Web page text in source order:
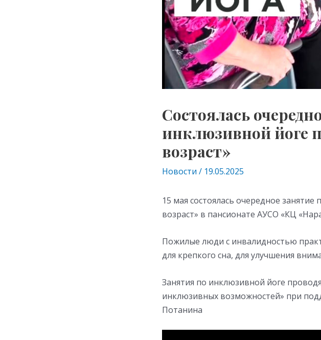
Состоялась
инклюзивной йоге
возраст»
Новости / 19.05.2025
15 мая состоялась очередное
возраст» в пансионате АУСО «КЦ
Пожилые люди с инвалидностью
для крепкого сна, для улучшения
Занятия по инклюзивной йоге
инклюзивных возможностей» при
Потанина